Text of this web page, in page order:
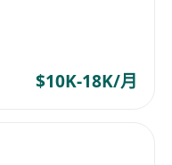
$10K-18K/月